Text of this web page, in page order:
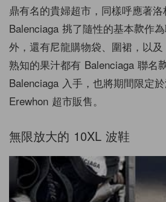
鼎有名的貴婦超市，同樣呼應著洛
Balenciaga 挑了隨性的基本款作
外，還有尼龍購物袋、圍裙，以
熟知的果汁都有 Balenciaga 聯名
Balenciaga 入手，也將期間限定
Erewhon 超市販售。
無限放大的 10XL 波鞋